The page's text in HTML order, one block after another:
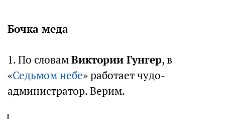
Бочка меда
1. По словамВиктории Гунгер, в
«Седьмом небе» работает чудо-
администратор. Верим.